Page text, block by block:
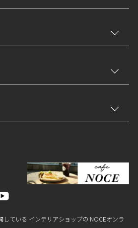
している インテリアショップの NOCEオンラ